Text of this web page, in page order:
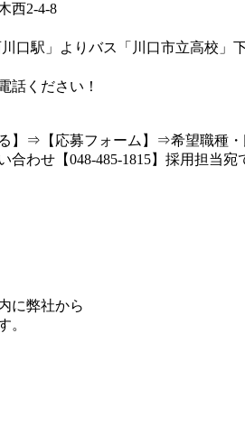
西2-4-8
口駅」よりバス「川口市立高校」
話ください！
】⇒【応募フォーム】⇒希望職種
わせ【048-485-1815】採用担当宛
に弊社から
。